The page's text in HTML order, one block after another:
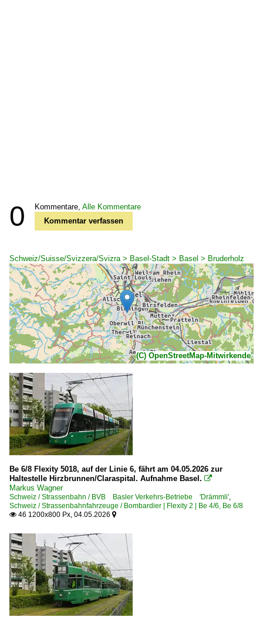
0 Kommentare, Alle Kommentare
Kommentar verfassen
Schweiz/Suisse/Svizzera/Svizra > Basel-Stadt > Basel > Bruderholz
(C) OpenStreetMap-Mitwirkende
Be 6/8 Flexity 5018, auf der Linie 6, fährt am 04.05.2026 zur
Haltestelle Hirzbrunnen/Claraspital. Aufnahme Basel. 
Markus Wagner
Schweiz / Strassenbahn / BVB Basler Verkehrs-Betriebe 'Drämmli',
Schweiz / Strassenbahnfahrzeuge / Bombardier | Flexity 2 | Be 4/6, Be 6/8
 46 1200x800 Px, 04.05.2026 